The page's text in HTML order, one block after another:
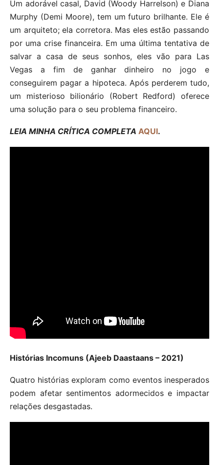
Um adorável casal, David (Woody Harrelson) e Diana
Murphy (Demi Moore), tem um futuro brilhante. Ele é
um arquiteto; ela corretora. Mas eles estão passando
por uma crise financeira. Em uma última tentativa de
salvar a casa de seus sonhos, eles vão para Las
Vegas a fim de ganhar dinheiro no jogo e
conseguirem pagar a hipoteca. Após perderem tudo,
um misterioso bilionário (Robert Redford) oferece
uma solução para o seu problema financeiro.
LEIA MINHA CRÍTICA COMPLETA AQUI.
Histórias Incomuns (Ajeeb Daastaans – 2021)
Quatro histórias exploram como eventos inesperados
podem afetar sentimentos adormecidos e impactar
relações desgastadas.